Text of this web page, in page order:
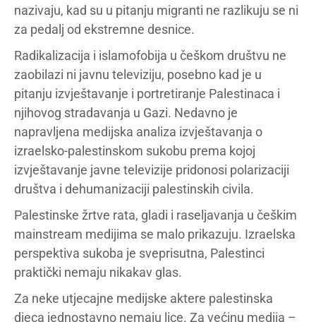
nazivaju, kad su u pitanju migranti ne razlikuju se ni
za pedalj od ekstremne desnice.
Radikalizacija i islamofobija u češkom društvu ne
zaobilazi ni javnu televiziju, posebno kad je u
pitanju izvještavanje i portretiranje Palestinaca i
njihovog stradavanja u Gazi. Nedavno je
napravljena medijska analiza izvještavanja o
izraelsko-palestinskom sukobu prema kojoj
izvještavanje javne televizije pridonosi polarizaciji
društva i dehumanizaciji palestinskih civila.
Palestinske žrtve rata, gladi i raseljavanja u češkim
mainstream medijima se malo prikazuju. Izraelska
perspektiva sukoba je sveprisutna, Palestinci
praktički nemaju nikakav glas.
Za neke utjecajne medijske aktere palestinska
djeca jednostavno nemaju lice. Za većinu medija –